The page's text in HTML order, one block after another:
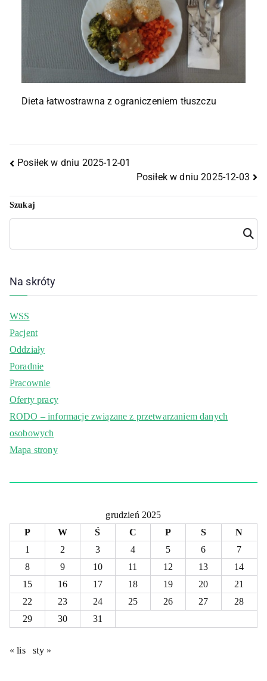
Dieta łatwostrawna z ograniczeniem tłuszczu
Posiłek w dniu 2025-12-01
Posiłek w dniu 2025-12-03
Szukaj
Szuka
j
Na skróty
WSS
Pacjent
Oddziały
Poradnie
Pracownie
Oferty pracy
RODO – informacje związane z przetwarzaniem danych
osobowych
Mapa strony
grudzień 2025
P
W Ś C P S
N
1
2 3 4 5 6
7
8
9 10 11 12 13
14
15
16 17 18 19 20
21
22
23 24 25 26 27
28
29
30 31
« lis sty »